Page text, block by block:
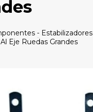
- Estabilizadores
Eje Ruedas Grandes